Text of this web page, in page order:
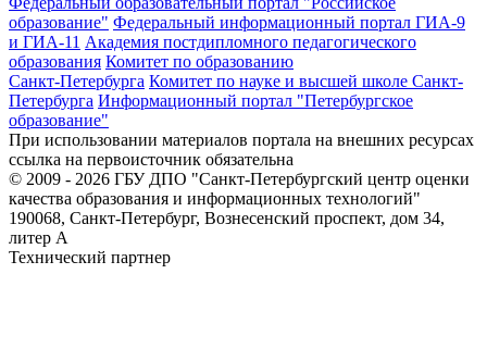
образование" Федеральный информационный портал ГИА-9
и ГИА-11 Академия постдипломного педагогического
образования Комитет по образованию
Санкт-Петербурга Комитет по науке и высшей школе Санкт-
Петербурга Информационный портал "Петербургское
образование"
При использовании материалов портала на внешних ресурсах
ссылка на первоисточник обязательна
© 2009 - 2026 ГБУ ДПО "Санкт-Петербургский центр оценки
качества образования и информационных технологий"
190068, Санкт-Петербург, Вознесенский проспект, дом 34,
литер А
Технический партнер